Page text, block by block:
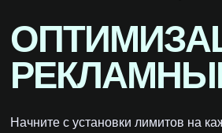
Начните с установки лимитов на